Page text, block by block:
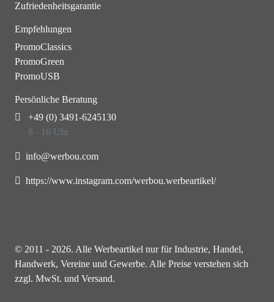
Zufriedenheitsgarantie
Empfehlungen
PromoClassics
PromoGreen
PromoUSB
Persönliche Beratung
+49 (0) 3491-6245130
8 - 16 Uhr
info@werbou.com
https://www.instagram.com/werbou.werbeartikel/
© 2011 - 2026. Alle Werbeartikel nur für Industrie, Handel,
Handwerk, Vereine und Gewerbe. Alle Preise verstehen sich
zzgl. MwSt. und Versand.